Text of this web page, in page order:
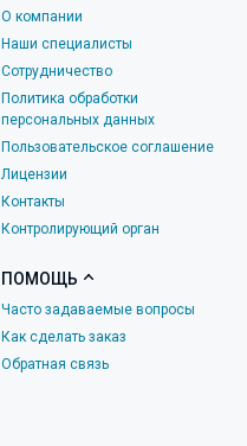
О компании
Наши специалисты
Сотрудничество
Политика обработки
персональных данных
Пользовательское соглашение
Лицензии
Контакты
Контролирующий орган
ПОМОЩЬ
Часто задаваемые вопросы
Как сделать заказ
Обратная связь